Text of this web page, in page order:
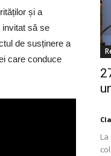
și a
invitat să se
de susținere a
care conduce